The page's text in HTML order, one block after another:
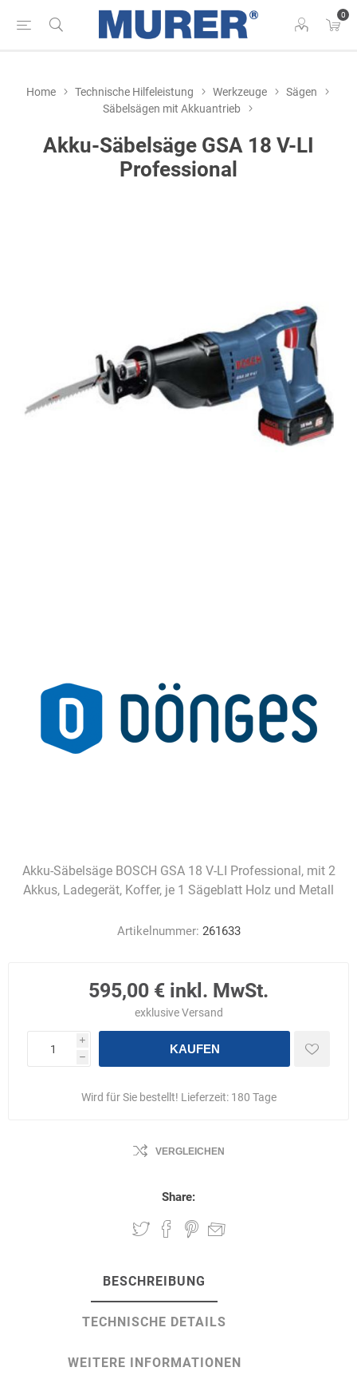
0
Home Technische Hilfeleistung Werkzeuge
Sägen
Säbelsägen mit Akkuantrieb
Akku-Säbelsäge GSA 18 V-LI
Professional
Akku-Säbelsäge BOSCH GSA 18 V-LI Professional, mit 2
Akkus, Ladegerät, Koffer, je 1 Sägeblatt Holz und Metall
Artikelnummer: 261633
595,00 € inkl. MwSt.
exklusiveVersand
i
h
KAUFEN
Wird für Sie bestellt! Lieferzeit: 180 Tage
VERGLEICHEN
Share:
BESCHREIBUNG
TECHNISCHE DETAILS
WEITERE INFORMATIONEN